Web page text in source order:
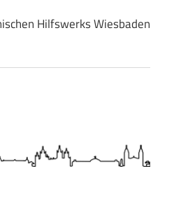
Hilfswerks Wiesbaden